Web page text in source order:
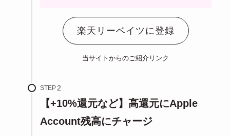
楽天リーベイツに登録
当サイトからのご紹介リンク
STEP
【+10%還元など】高還元にApple
Account残高にチャージ